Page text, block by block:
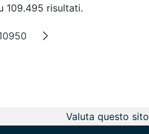
109.495 risultati.
intermedie
Pagina
Valuta questo sito